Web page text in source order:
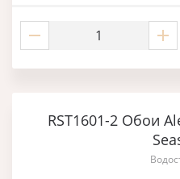
RST1601-2 Обои